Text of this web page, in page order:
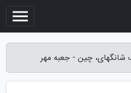
شانگهای، چین - جعبه مهر